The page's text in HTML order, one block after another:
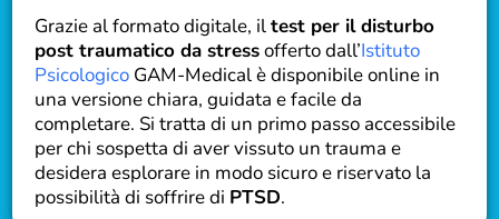
Grazie al formato digitale, iltest per il disturbo
post traumatico da stressofferto dall’Istituto
Psicologico GAM-Medical è disponibile online in
una versione chiara, guidata e facile da
completare. Si tratta di un primo passo accessibile
per chi sospetta di aver vissuto un trauma e
desidera esplorare in modo sicuro e riservato la
possibilità di soffrire di PTSD.